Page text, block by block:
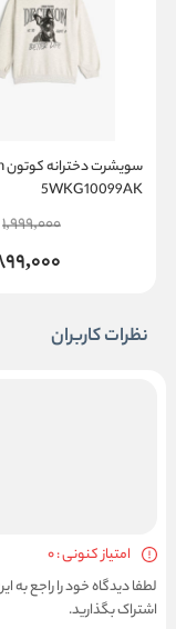
5WKG10099AK
1,999,000
نظرات کاربران
امتیاز کنونی : 0
لطفا دیدگاه خود را راجع به
اشتراک بگذارید.